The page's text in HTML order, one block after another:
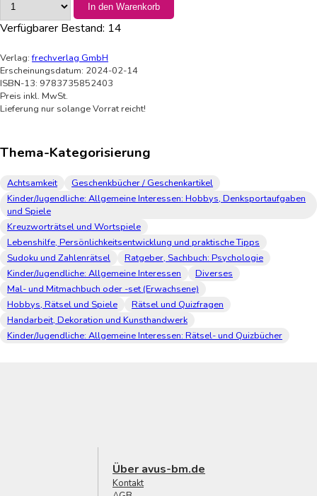
In den Warenkorb
Verfügbarer Bestand: 14
Verlag:frechverlag GmbH
Erscheinungsdatum: 2024-02-14
ISBN-13: 9783735852403
Preis inkl. MwSt.
Lieferung nur solange Vorrat reicht!
Thema-Kategorisierung
Achtsamkeit
Geschenkbücher / Geschenkartikel
Kinder/Jugendliche: Allgemeine Interessen: Hobbys, Denksportaufgaben
und Spiele
Kreuzworträtsel und Wortspiele
Lebenshilfe, Persönlichkeitsentwicklung und praktische Tipps
Sudoku und Zahlenrätsel
Ratgeber, Sachbuch: Psychologie
Kinder/Jugendliche: Allgemeine Interessen
Diverses
Mal- und Mitmachbuch oder -set (Erwachsene)
Hobbys, Rätsel und Spiele
Rätsel und Quizfragen
Handarbeit, Dekoration und Kunsthandwerk
Kinder/Jugendliche: Allgemeine Interessen: Rätsel- und Quizbücher
Über avus-bm.de
Kontakt